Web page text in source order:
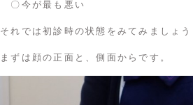
〇今が最も悪い
それでは初診時の状態をみてみましょ
まずは顔の正面と、側面からです。